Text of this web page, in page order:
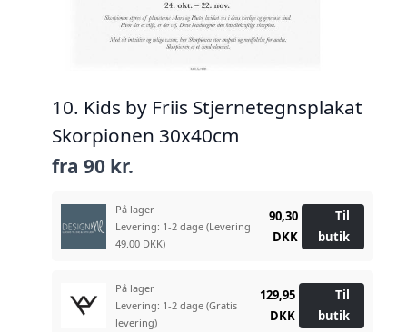
10. Kids by Friis Stjernetegnsplakat
Skorpionen 30x40cm
fra 90 kr.
På lager
Levering: 1-2 dage (Levering
49.00 DKK)
90,30
DKK
Til
butik
På lager
Levering: 1-2 dage (Gratis
levering)
129,95
DKK
Til
butik